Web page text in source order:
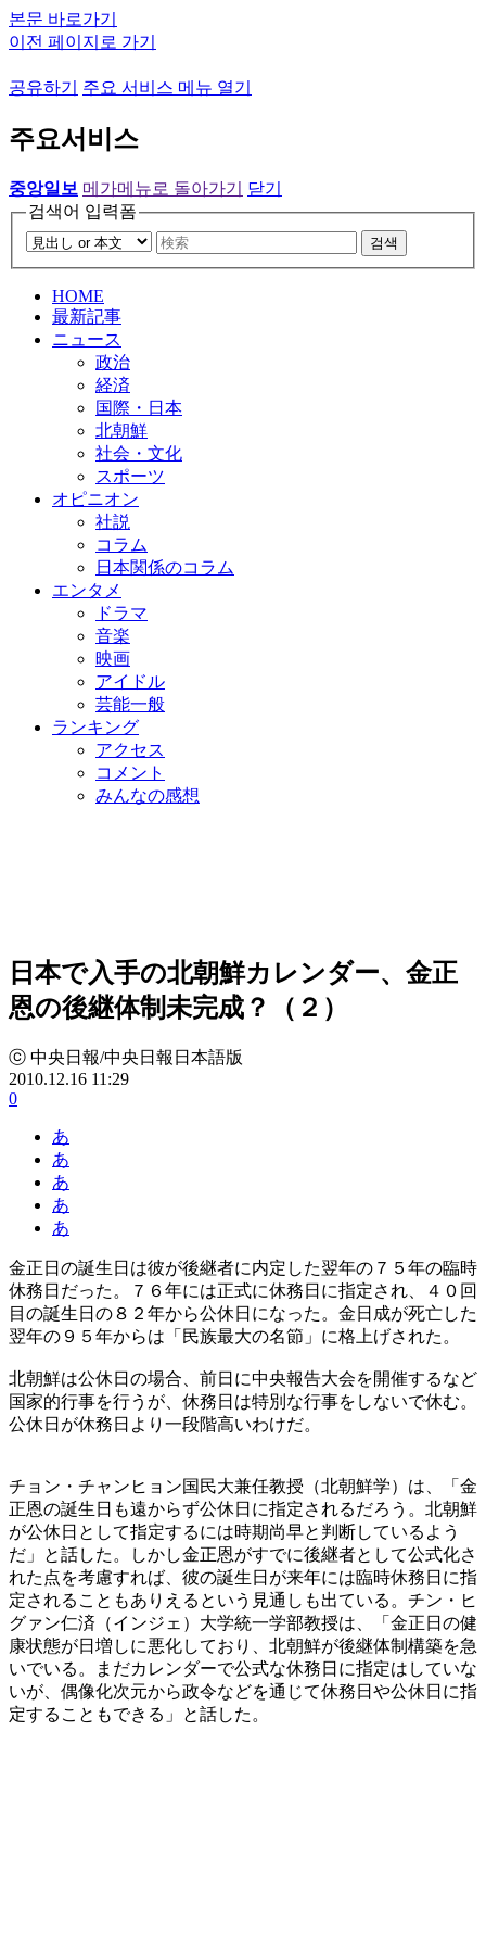
본문 바로가기
이전 페이지로 가기
공유하기 주요 서비스 메뉴 열기
주요서비스
중앙일보 메가메뉴로 돌아가기
닫기
검색어 입력폼
검색
HOME
最新記事
ニュース
政治
経済
国際・日本
北朝鮮
社会・文化
スポーツ
オピニオン
社説
コラム
日本関係のコラム
エンタメ
ドラマ
音楽
映画
アイドル
芸能一般
ランキング
アクセス
コメント
みんなの感想
日本で入手の北朝鮮カレンダー、金正
恩の後継体制未完成？（２）
ⓒ 中央日報/中央日報日本語版
2010.12.16 11:29
0
あ
あ
あ
あ
あ
金正日の誕生日は彼が後継者に内定した翌年の７５年の臨時
休務日だった。７６年には正式に休務日に指定され、４０回
目の誕生日の８２年から公休日になった。金日成が死亡した
翌年の９５年からは「民族最大の名節」に格上げされた。
北朝鮮は公休日の場合、前日に中央報告大会を開催するなど
国家的行事を行うが、休務日は特別な行事をしないで休む。
公休日が休務日より一段階高いわけだ。
チョン・チャンヒョン国民大兼任教授（北朝鮮学）は、「金
正恩の誕生日も遠からず公休日に指定されるだろう。北朝鮮
が公休日として指定するには時期尚早と判断しているよう
だ」と話した。しかし金正恩がすでに後継者として公式化さ
れた点を考慮すれば、彼の誕生日が来年には臨時休務日に指
定されることもありえるという見通しも出ている。チン・ヒ
グァン仁済（インジェ）大学統一学部教授は、「金正日の健
康状態が日増しに悪化しており、北朝鮮が後継体制構築を急
いでいる。まだカレンダーで公式な休務日に指定はしていな
いが、偶像化次元から政令などを通じて休務日や公休日に指
定することもできる」と話した。